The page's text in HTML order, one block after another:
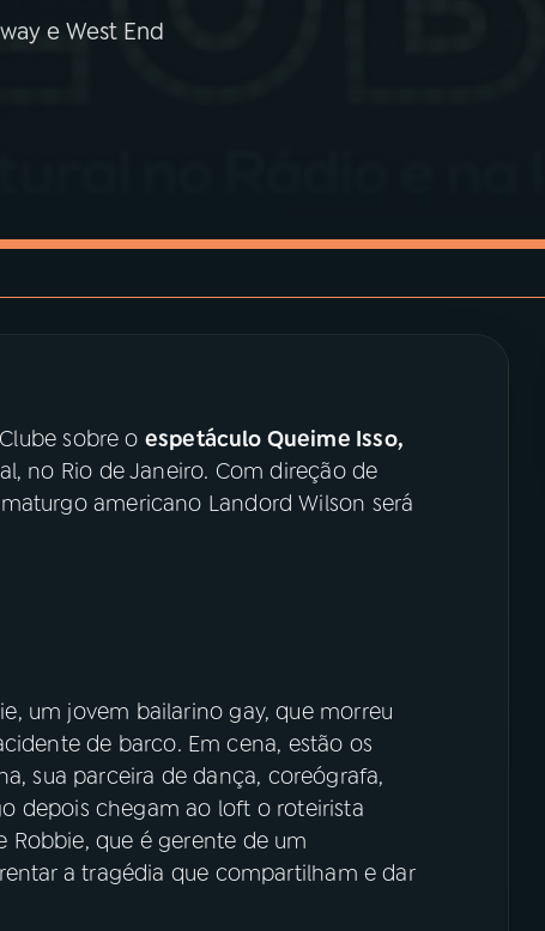
e West End
sobre o espetáculo Queime Isso,
no Rio de Janeiro. Com direção de
americano Landord Wilson será
um jovem bailarino gay, que morreu
de barco. Em cena, estão os
sua parceira de dança, coreógrafa,
depois chegam ao loft o roteirista
Robbie, que é gerente de um
a tragédia que compartilham e dar